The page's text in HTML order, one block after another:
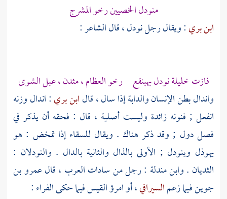
منودل الخصيين رخو المشرج
ابن بري: ويقال رجل نودل ، قال الشاعر :
فازت خليلة نودل بهبنقع رخو العظام ، مثدن ، عبل الشوى
واندال بطن الإنسان والدابة إذا سال ، قالابن بري: اندال وزنه
انفعل ; فنونه زائدة وليست أصلية ، قال : فحقه أن يذكر في
فصل دول ; وقد ذكر هناك . ويقال للسقاء إذا تمخض : هو
يهوذل وينودل ; الأولى بالذال والثانية بالدال . والنودلان :
الثديان .وابن مندلة : رجل من سادات العرب ، قالعمرو بن
جوينفيما زعمالسيرافي، أوامرؤ القيسفيما حكىالفراء: